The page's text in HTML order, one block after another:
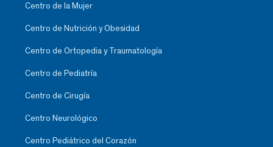
Centro de la Mujer
Centro de Nutrición y Obesidad
Centro de Ortopedia y Traumatología
Centro de Pediatría
Centro de Cirugía
Centro Neurológico
Centro Pediátrico del Corazón